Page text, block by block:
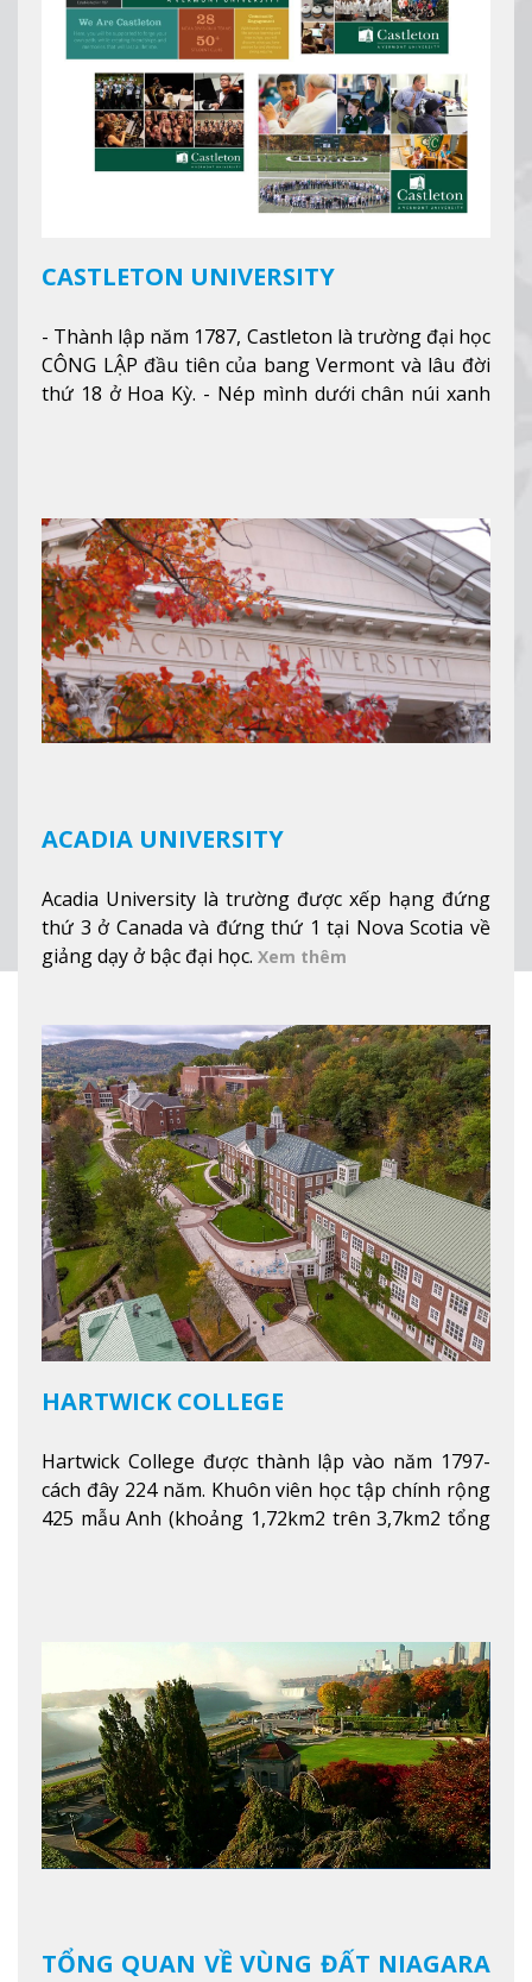
CASTLETON UNIVERSITY
- Thành lập năm 1787, Castleton là trường đại học
CÔNG LẬP đầu tiên của bang Vermont và lâu đời
thứ 18 ở Hoa Kỳ. - Nép mình dưới chân núi xanh
tuyết của trường, sinh viên có thể thưởng thức vẻ
đẹp tự nhiên của Vermont từ mọi góc trong
khuôn viên trường.Xem thêm
ACADIA UNIVERSITY
Acadia University là trường được xếp hạng đứng
thứ 3 ở Canada và đứng thứ 1 tại Nova Scotia về
giảng dạy ở bậc đại học. Xem thêm
HARTWICK COLLEGE
Hartwick College được thành lập vào năm 1797-
cách đây 224 năm. Khuôn viên học tập chính rộng
425 mẫu Anh (khoảng 1,72km2 trên 3,7km2 tổng
TỔNG QUAN VỀ VÙNG ĐẤT NIAGARA